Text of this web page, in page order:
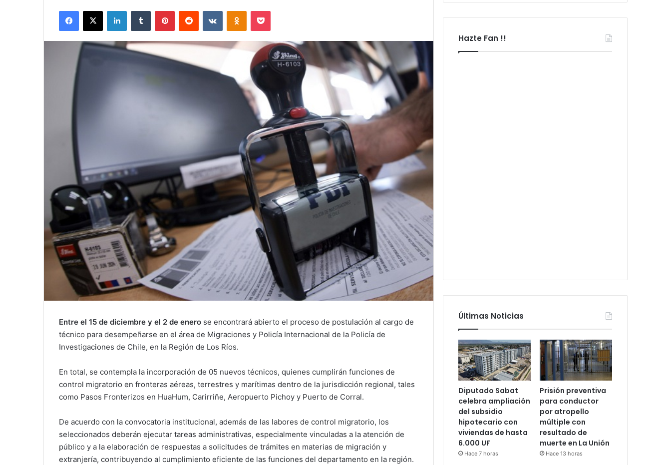
email
Facebook
X LinkedInTumblr PinterestReddit VKontakteOdnoklassniki
Pocket
Entre el 15 de diciembre y el 2 de enero se encontrará abierto el proceso de postulación al cargo de
técnico para desempeñarse en el área de Migraciones y Policía Internacional de la Policía de
Investigaciones de Chile, en la Región de Los Ríos.
En total, se contempla la incorporación de 05 nuevos técnicos, quienes cumplirán funciones de
control migratorio en fronteras aéreas, terrestres y marítimas dentro de la jurisdicción regional, tales
como Pasos Fronterizos en HuaHum, Carirriñe, Aeropuerto Pichoy y Puerto de Corral.
De acuerdo con la convocatoria institucional, además de las labores de control migratorio, los
seleccionados deberán ejecutar tareas administrativas, especialmente vinculadas a la atención de
público y a la elaboración de respuestas a solicitudes de trámites en materias de migración y
extranjería, contribuyendo al cumplimiento eficiente de las funciones del departamento en la región.
Hazte Fan !!
Últimas Noticias
Diputado Sabat
celebra ampliación
del subsidio
hipotecario con
viviendas de hasta
6.000 UF
Hace 7 horas
Prisión preventiva
para conductor
por atropello
múltiple con
resultado de
muerte en La Unión
Hace 13 horas